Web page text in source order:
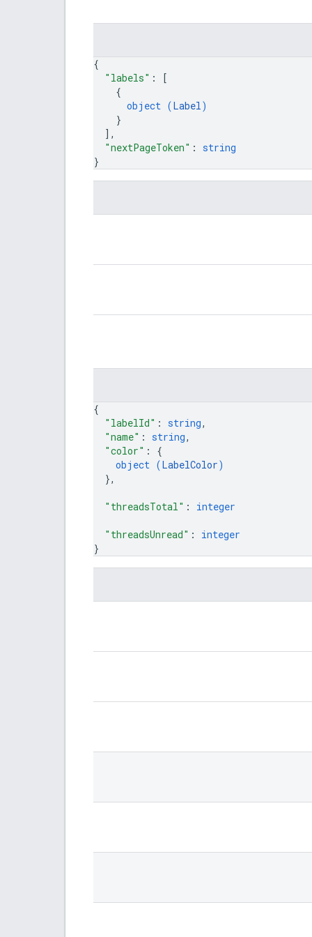
{
"labels" :
[
{
object (Label)
}
] ,
"nextPageToken" : string
}
{
"labelId" : string,
"name" : string,
"color" : {
object (LabelColor)
},
"threadsTotal" : integer
"threadsUnread" : integer
}